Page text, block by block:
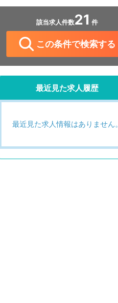
該当求人件数21 件
この条件で検索する
最近見た求人履歴
最近見た求人情報はありません。